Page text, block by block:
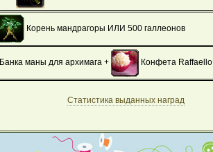
Корень мандрагоры ИЛИ 500 галлеонов
Банка маны для архимага + Конфета Raffaello
Статистика выданных наград